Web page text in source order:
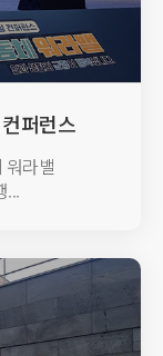
퍼런스
워라밸
...